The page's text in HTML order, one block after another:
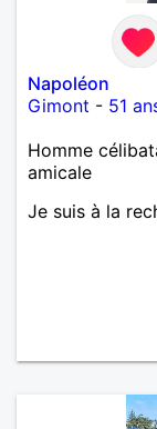
Napoléon
Gimont - 51
Homme
amicale
Je suis à la